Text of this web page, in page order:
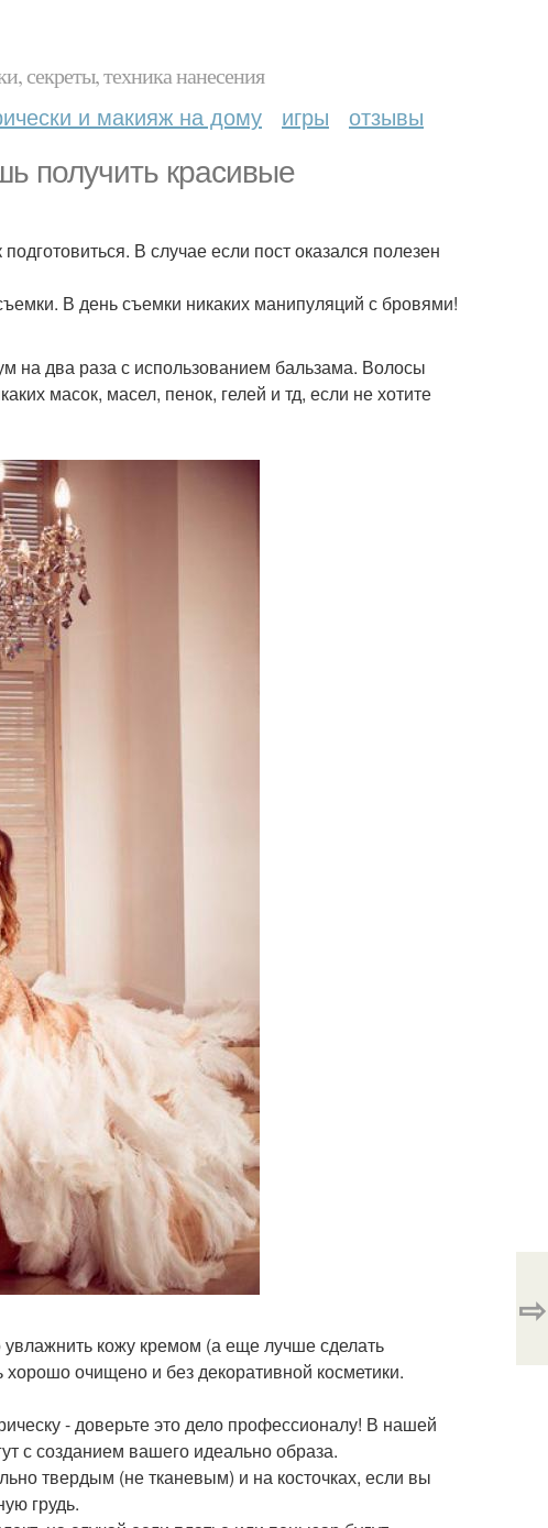
секреты, техника нанесения
и макияж на дому игры отзывы
получить красивые
В случае если пост оказался полезен
В день съемки никаких манипуляций с бровями!
два раза с использованием бальзама. Волосы
масок, масел, пенок, гелей и тд, если не хотите
кожу кремом (а еще лучше сделать
очищено и без декоративной косметики.
- доверьте это дело профессионалу! В нашей
с созданием вашего идеально образа.
твердым (не тканевым) и на косточках, если вы
грудь.
⇨